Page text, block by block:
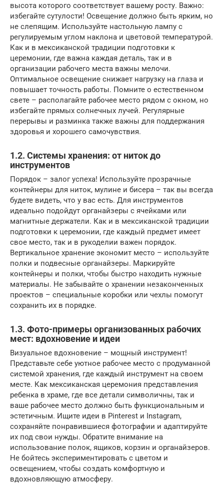
высота которого соответствует вашему росту. Важно:
избегайте сутулости! Освещение должно быть ярким, но
не слепящим. Используйте настольную лампу с
регулируемым углом наклона и цветовой температурой.
Как и в мексиканской традиции подготовки к
церемонии, где важна каждая деталь, так и в
организации рабочего места важны мелочи.
Оптимальное освещение снижает нагрузку на глаза и
повышает точность работы. Помните о естественном
свете – располагайте рабочее место рядом с окном, но
избегайте прямых солнечных лучей. Регулярные
перерывы и разминка также важны для поддержания
здоровья и хорошего самочувствия.
1.2. Системы хранения: от ниток до
инструментов
Порядок – залог успеха! Используйте прозрачные
контейнеры для ниток, мулине и бисера – так вы всегда
будете видеть, что у вас есть. Для инструментов
идеально подойдут органайзеры с ячейками или
магнитные держатели. Как и в мексиканской традиции
подготовки к церемонии, где каждый предмет имеет
свое место, так и в рукоделии важен порядок.
Вертикальное хранение экономит место – используйте
полки и подвесные органайзеры. Маркируйте
контейнеры и полки, чтобы быстро находить нужные
материалы. Не забывайте о хранении незаконченных
проектов – специальные коробки или чехлы помогут
сохранить их в порядке.
1.3. Фото-примеры организованных рабочих
мест: вдохновение и идеи
Визуальное вдохновение – мощный инструмент!
Представьте себе уютное рабочее место с продуманной
системой хранения, где каждый инструмент на своем
месте. Как мексиканская церемония представления
ребенка в храме, где все детали символичны, так и
ваше рабочее место должно быть функциональным и
эстетичным. Ищите идеи в Pinterest и Instagram,
сохраняйте понравившиеся фотографии и адаптируйте
их под свои нужды. Обратите внимание на
использование полок, ящиков, корзин и органайзеров.
Не бойтесь экспериментировать с цветом и
освещением, чтобы создать комфортную и
вдохновляющую атмосферу.